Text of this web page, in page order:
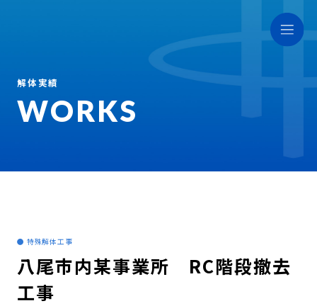
WORKS
解体実績
● 特殊解体工事
八尾市内某事業所 RC階段撤去
工事